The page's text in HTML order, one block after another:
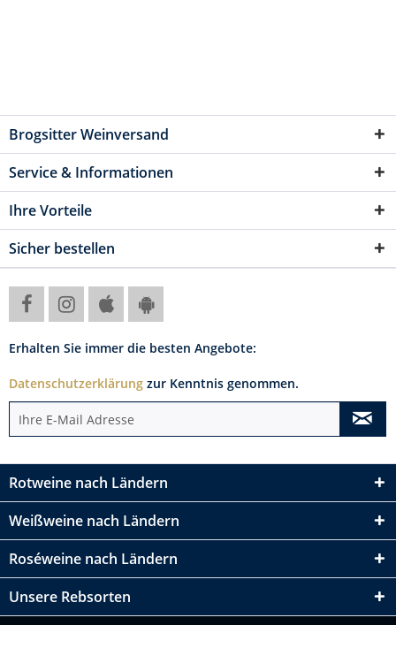
Brogsitter Weinversand
Service & Informationen
Ihre Vorteile
Sicher bestellen
Erhalten Sie immer die besten Angebote:
Datenschutzerklärung zur Kenntnis genommen.
Rotweine nach Ländern
Weißweine nach Ländern
Roséweine nach Ländern
Unsere Rebsorten